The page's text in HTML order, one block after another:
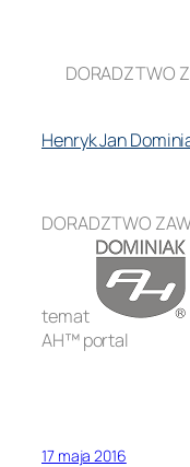
DORADZTWO
Henryk Jan
DORADZTWO
temat
AH™ portal
17 maja 2016